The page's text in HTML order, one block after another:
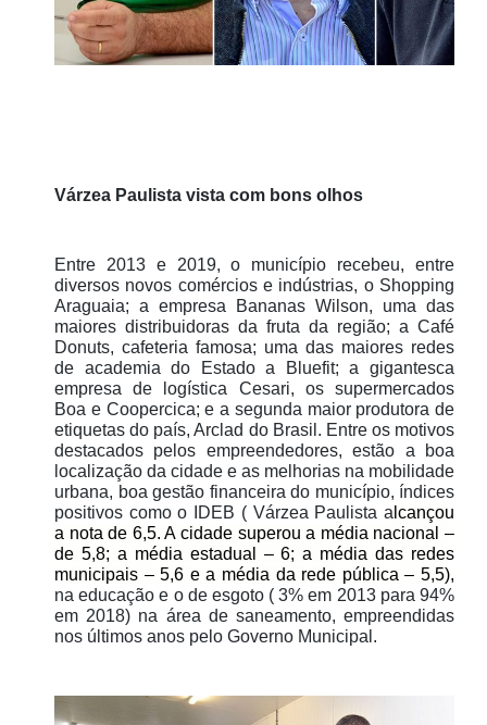
Várzea Paulista vista com bons olhos
Entre 2013 e 2019, o município recebeu, entre
diversos novos comércios e indústrias, o Shopping
Araguaia; a empresa Bananas Wilson, uma das
maiores distribuidoras da fruta da região; a Café
Donuts, cafeteria famosa; uma das maiores redes
de academia do Estado a Bluefit; a gigantesca
empresa de logística Cesari, os supermercados
Boa e Coopercica; e a segunda maior produtora de
etiquetas do país, Arclad do Brasil. Entre os motivos
destacados pelos empreendedores, estão a boa
localização da cidade e as melhorias na mobilidade
urbana, boa gestão financeira do município, índices
positivos como o IDEB ( Várzea Paulista a lcançou
a nota de 6,5. A cidade superou a média nacional –
de 5,8; a média estadual – 6; a média das redes
municipais – 5,6 e a média da rede pública – 5,5),
na educação e o de esgoto ( 3% em 2013 para 94%
em 2018) na área de saneamento, empreendidas
nos últimos anos pelo Governo Municipal.